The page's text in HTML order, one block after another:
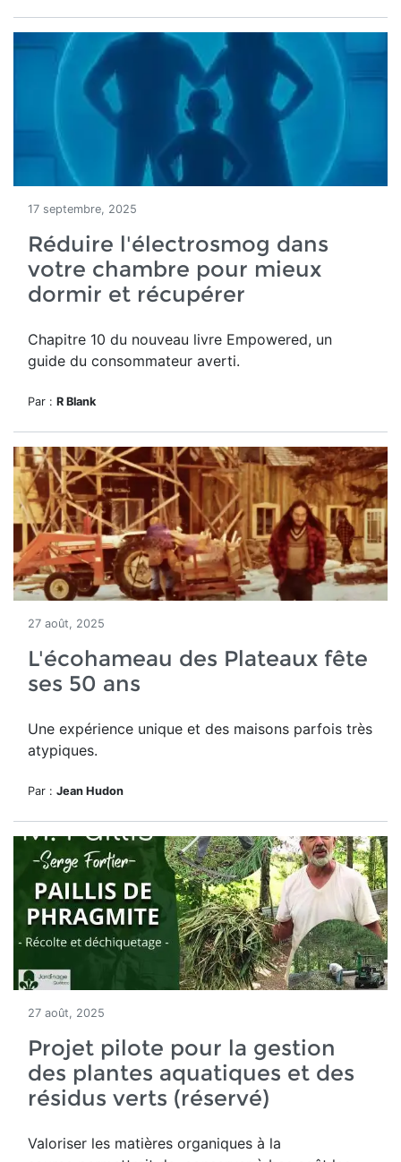
17 septembre, 2025
Réduire l'électrosmog dans
votre chambre pour mieux
dormir et récupérer
Chapitre 10 du nouveau livre Empowered, un
guide du consommateur averti.
Par : R Blank
27 août, 2025
L'écohameau des Plateaux fête
ses 50 ans
Une expérience unique et des maisons parfois très
atypiques.
Par : Jean Hudon
27 août, 2025
Projet pilote pour la gestion
des plantes aquatiques et des
résidus verts (réservé)
Valoriser les matières organiques à la